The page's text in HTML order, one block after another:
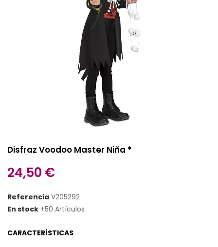
Disfraz Voodoo Master Niña *
24,50 €
Referencia V205292
En stock +50 Artículos
CARACTERÍSTICAS